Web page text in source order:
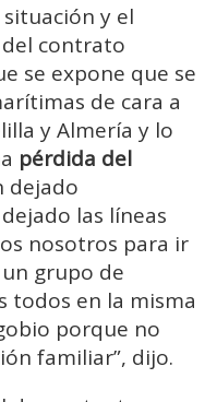
y el
contrato
se expone que se
de cara a
y Almería y lo
pérdida del
dejado
las líneas
nosotros para ir
grupo de
todos en la misma
porque no
familiar”, dijo.